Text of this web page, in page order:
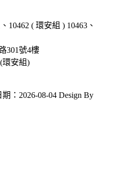
10462 ( 環安組 ) 10463、
301號4樓
(環安組)
：2026-08-04 Design By